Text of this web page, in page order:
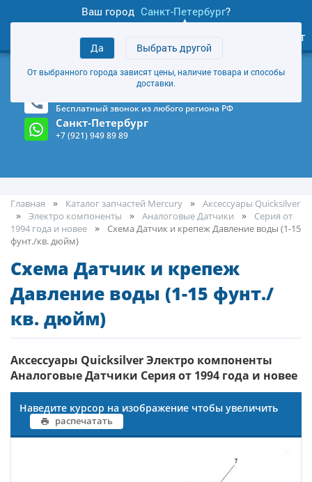
Ваш город Санкт-Петербург?
Да Выбрать другой
От выбранного города зависят цены, наличие товара и способы
доставки.
товаров
Личный кабинет
+7 (921) 949 89 89
Магазин и склад в Санкт-Петербурге (Карта)
Бесплатный звонок из любого региона РФ
Санкт-Петербург
+7 (921) 949 89 89
Главная Каталог запчастей Mercury
Аксессуары Quicksilver
Электро компоненты
Аналоговые Датчики
Серия от
1994 года и новее
Cхема Датчик и крепеж Давление воды (1-15
фунт./кв. дюйм)
Cхема Датчик и крепеж
Давление воды (1-15 фунт./
кв. дюйм)
Аксессуары Quicksilver Электро компоненты
Аналоговые Датчики Серия от 1994 года и новее
Наведите курсор на изображение чтобы увеличить
распечатать